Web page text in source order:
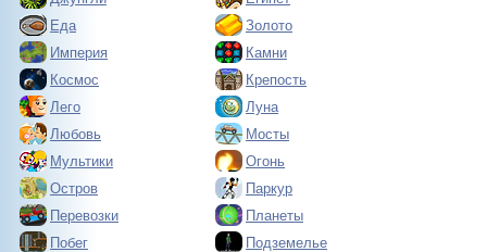
Еда
Золото
Империя
Камни
Космос
Крепость
Лего
Луна
Любовь
Мосты
Мультики
Огонь
Остров
Паркур
Перевозки
Планеты
Побег
Подземелье